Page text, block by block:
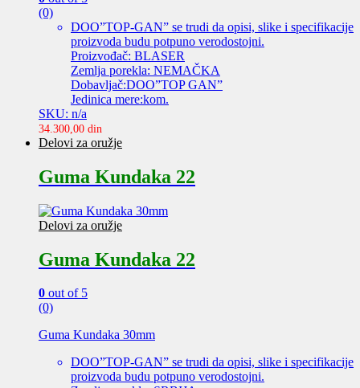
(0)
DOO”TOP-GAN” se trudi da opisi, slike i specifikacije
proizvoda budu potpuno verodostojni.
Proizvođač: BLASER
Zemlja porekla: NEMAČKA
Dobavljač:DOO”TOP GAN”
Jedinica mere:kom.
SKU: n/a
34.300,00 din
Delovi za oružje
Guma Kundaka 22
Delovi za oružje
Guma Kundaka 22
0 out of 5
(0)
Guma Kundaka 30mm
DOO”TOP-GAN” se trudi da opisi, slike i specifikacije
proizvoda budu potpuno verodostojni.